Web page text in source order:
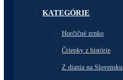
KATEGÓRIE
Horčičné zrnko
Čriepky z histórie
Z diania na Slovensku